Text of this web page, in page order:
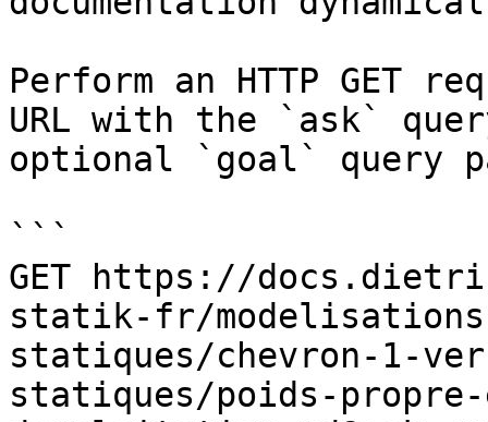
Perform an HTTP GET
URL with the `ask`
optional `goal` query
```
GET https://
statik-fr/
statiques/chevron-1-
statiques/poids-